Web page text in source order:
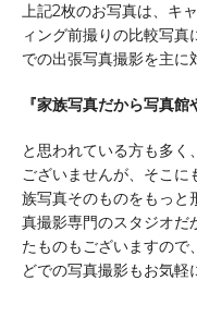
上記2枚のお写真は、キ
ィング前撮りの比較写
での出張写真撮影を主に
『家族写真だから写真
と思われている方も多
ございませんが、そこに
族写真そのものをもっと
真撮影専門のスタジオだ
たものもございますので
どでの写真撮影もお気軽